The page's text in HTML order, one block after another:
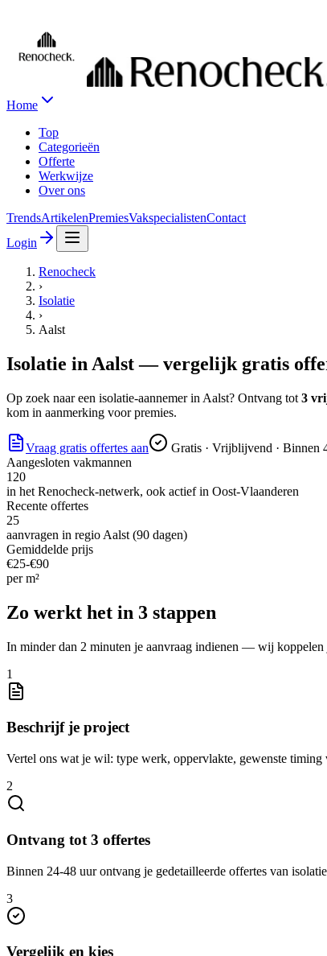
Home
Top
Categorieën
Offerte
Werkwijze
Over ons
TrendsArtikelenPremiesVakspecialistenContact
Login
Renocheck
›
Isolatie
›
Aalst
Isolatie in Aalst— vergelijk gratis
Op zoek naareen isolatie-aannemerin Aalst? Ontvang tot 3
kom in aanmerking voor premies.
Vraag gratis offertes aan
Gratis · Vrijblijvend · Binnen
Aangesloten vakmannen
120
in het Renocheck-netwerk, ook actief in Oost-Vlaanderen
Recente offertes
25
aanvragen in regio Aalst (90 dagen)
Gemiddelde prijs
€25-€90
perm²
Zo werkt het in 3 stappen
In minder dan 2 minuten je aanvraag indienen — wij koppelen
1
Beschrijf je project
Vertel ons wat je wil: type werk, oppervlakte, gewenste timing
2
Ontvang tot 3 offertes
Binnen 24-48 uur ontvang je gedetailleerde offertes van
3
Vergelijk en kies